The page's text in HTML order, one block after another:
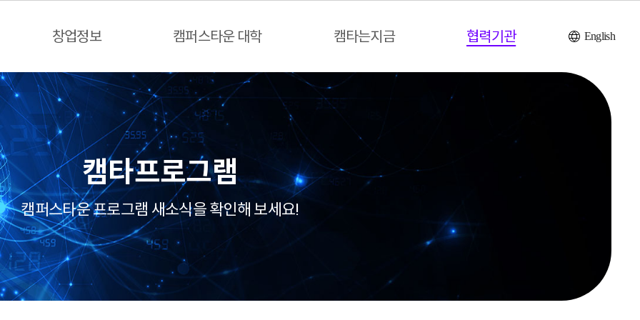
창업정보 캠퍼스타운 대학 캠타는지금 협력기관 English
캠타프로그램
캠퍼스타운 프로그램 새소식을 확인해 보세요!